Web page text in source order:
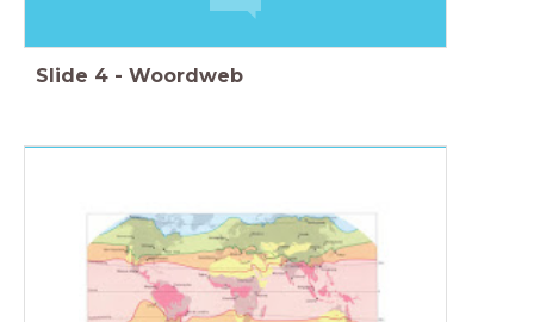
Slide 4 - Woordweb